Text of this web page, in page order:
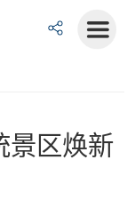
景区焕新